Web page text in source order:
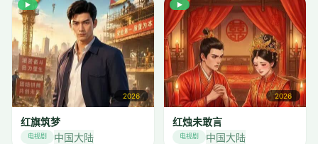
2026
▶
红旗筑梦
电视剧 中国大陆
2026
▶
红烛未敢言
电视剧 中国大陆